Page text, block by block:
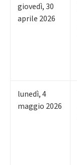
giovedì,30
aprile 2026
lunedì,4
maggio 2026